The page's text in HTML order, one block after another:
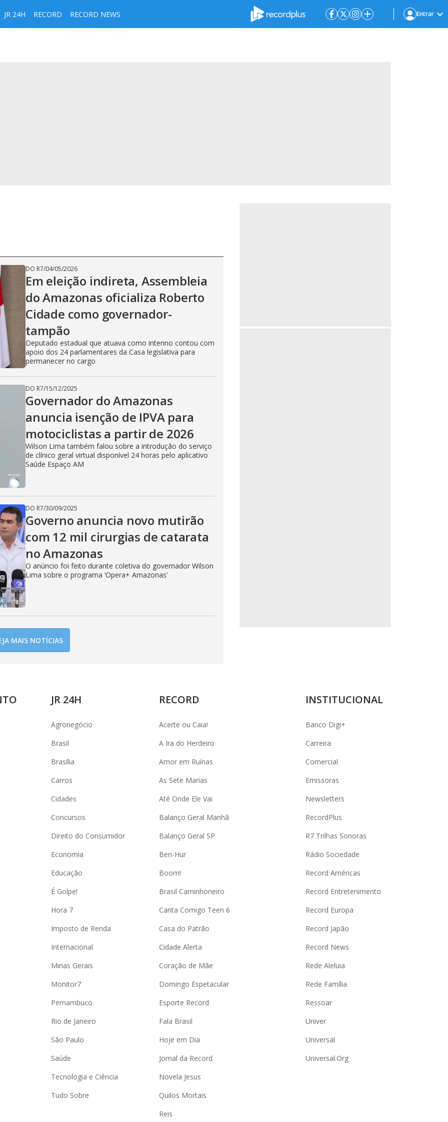
JR 24H RECORD RECORD NEWS Entrar
DO R7/04/05/2026
Em eleição indireta, Assembleia
do Amazonas oficializa Roberto
Cidade como governador-
tampão
Deputado estadual que atuava como interino contou com
apoio dos 24 parlamentares da Casa legislativa para
permanecer no cargo
DO R7/15/12/2025
Governador do Amazonas
anuncia isenção de IPVA para
motociclistas a partir de 2026
Wilson Lima também falou sobre a introdução do serviço
de clínico geral virtual disponível 24 horas pelo aplicativo
Saúde Espaço AM
DO R7/30/09/2025
Governo anuncia novo mutirão
com 12 mil cirurgias de catarata
no Amazonas
O anúncio foi feito durante coletiva do governador Wilson
Lima sobre o programa ‘Opera+ Amazonas’
MAIS NOTÍCIAS
JR 24H
Agronegócio
Brasil
Brasília
Carros
Cidades
Concursos
Direito do Consumidor
Economia
Educação
É Golpe!
Hora 7
Imposto de Renda
Internacional
Minas Gerais
Monitor7
Pernambuco
Rio de Janeiro
São Paulo
Saúde
Tecnologia e Ciência
Tudo Sobre
RECORD
Acerte ou Caia!
A Ira do Herdeiro
Amor em Ruínas
As Sete Marias
Até Onde Ele Vai
Balanço Geral Manhã
Balanço Geral SP
Ben-Hur
Boom!
Brasil Caminhoneiro
Canta Comigo Teen 6
Casa do Patrão
Cidade Alerta
Coração de Mãe
Domingo Espetacular
Esporte Record
Fala Brasil
Hoje em Dia
Jornal da Record
Novela Jesus
Quilos Mortais
Reis
INSTITUCIONAL
Banco Digi+
Carreira
Comercial
Emissoras
Newsletters
RecordPlus
R7 Trilhas Sonoras
Rádio Sociedade
Record Américas
Record Entretenimento
Record Europa
Record Japão
Record News
Rede Aleluia
Rede Família
Ressoar
Univer
Universal
Universal.Org